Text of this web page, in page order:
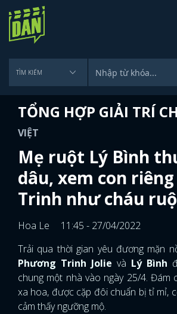
TỔNG HỢP GIẢI TRÍ
VIỆT
Mẹ ruột Lý Bình
dâu, xem con
Trinh như cháu
Hoa Le
11:45 - 27/04/2022
Trải qua thời gian yêu đương mặn
Phương Trinh Jolie và Lý Bình
chung một nhà vào ngày 25/4. Đám
xa hoa, được cặp đôi chuẩn bị tỉ mỉ,
cảm thấy ngưỡng mộ.